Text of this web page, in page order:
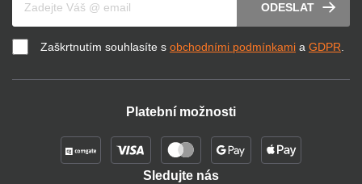
ODESLAT
Zaškrtnutím souhlasíte s obchodními podmínkami a GDPR.
Platební možnosti
Sledujte nás